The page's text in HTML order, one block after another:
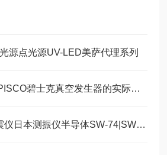
源点光源UV-LED美萨代理系列
半导体设备商推荐PISCO碧士克真空发生器的实际应用案例
日本IMV爱睦威地震仪日本测振仪半导体SW-74|SW-72